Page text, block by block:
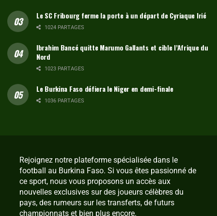
Le SC Fribourg ferme la porte à un départ de Cyriaque Irié
1024 PARTAGES
Ibrahim Bancé quitte Marumo Gallants et cible l’Afrique du
Nord
1023 PARTAGES
Le Burkina Faso défiera le Niger en demi-finale
1036 PARTAGES
Rejoignez notre plateforme spécialisée dans le
football au Burkina Faso. Si vous êtes passionné de
ce sport, nous vous proposons un accès aux
nouvelles exclusives sur des joueurs célèbres du
pays, des rumeurs sur les transferts, de futurs
championnats et bien plus encore.